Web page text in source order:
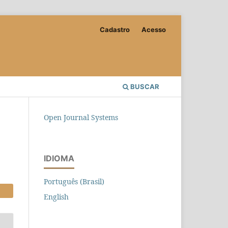
BUSCAR
Cadastro Acesso
Open Journal Systems
IDIOMA
Português (Brasil)
English